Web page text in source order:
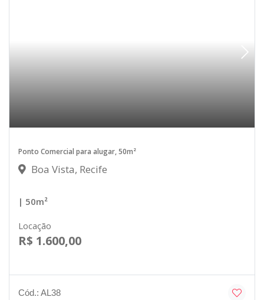
Ponto Comercial para alugar, 50m²
Boa Vista, Recife
| 50m²
Locação
R$ 1.600,00
Cód.: AL38